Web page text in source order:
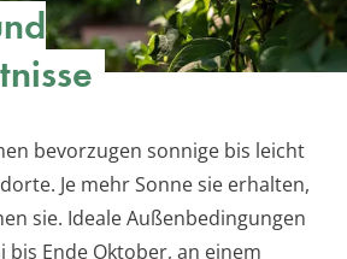
bevorzugen sonnige bis leicht
Je mehr Sonne sie erhalten,
sie. Ideale Außenbedingungen
bis Ende Oktober, an einem